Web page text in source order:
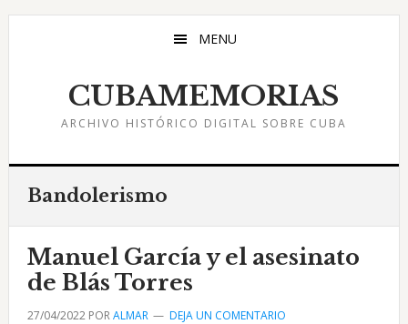
Saltar
Saltar
Saltar
MENU
CUBAMEMORIAS
ARCHIVO HISTÓRICO DIGITAL SOBRE CUBA
Bandolerismo
Manuel García y el asesinato
de Blás Torres
27/04/2022PORALMAR DEJA UN COMENTARIO